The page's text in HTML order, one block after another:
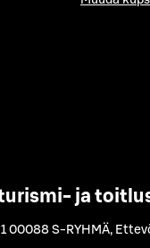
turismi- ja
1 00088 S-RYHMÄ,